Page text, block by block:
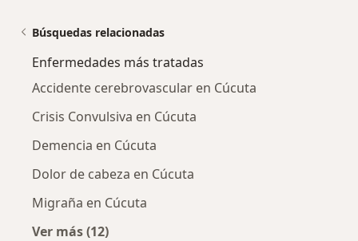
Búsquedas relacionadas
Enfermedades más tratadas
Accidente cerebrovascular en Cúcuta
Crisis Convulsiva en Cúcuta
Demencia en Cúcuta
Dolor de cabeza en Cúcuta
Migraña en Cúcuta
Ver más (12)